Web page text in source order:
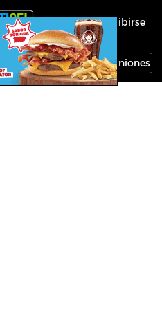
Inscribirse
Economía Opiniones